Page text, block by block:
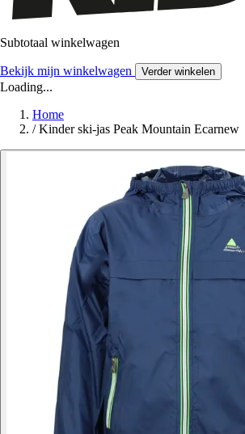
Subtotaal winkelwagen
Bekijk mijn winkelwagen Verder winkelen
Loading...
Home
/ Kinder ski-jas Peak Mountain Ecarnew